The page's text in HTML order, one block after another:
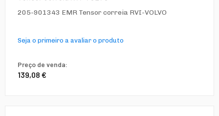
205-901343 EMR Tensor correia RVI-VOLVO
Seja o primeiro a avaliar o produto
Preço de venda:
139,08 €